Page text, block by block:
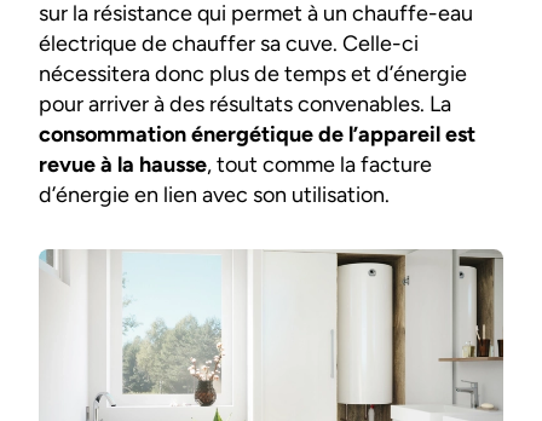
sur la résistance qui permet à un chauffe-eau
électrique de chauffer sa cuve. Celle-ci
nécessitera donc plus de temps et d’énergie
pour arriver à des résultats convenables. La
consommation énergétique de l’appareil est
revue à la hausse, tout comme la facture
d’énergie en lien avec son utilisation.